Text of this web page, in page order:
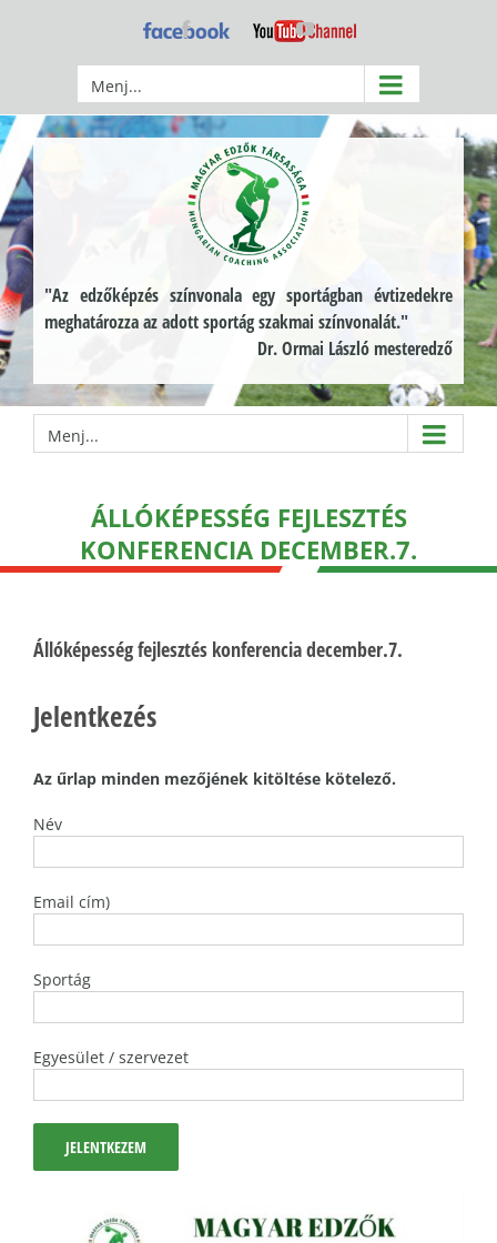
Facebook YouTube
Menj...
"Az edzőképzés színvonala egy sportágban évtizedekre
meghatározza az adott sportág szakmai színvonalát."
Dr. Ormai László mesteredző
Menj...
ÁLLÓKÉPESSÉG FEJLESZTÉS
KONFERENCIA DECEMBER.7.
Állóképesség fejlesztés konferencia december.7.
Jelentkezés
Az űrlap minden mezőjének kitöltése kötelező.
Név
Email cím)
Sportág
Egyesület / szervezet